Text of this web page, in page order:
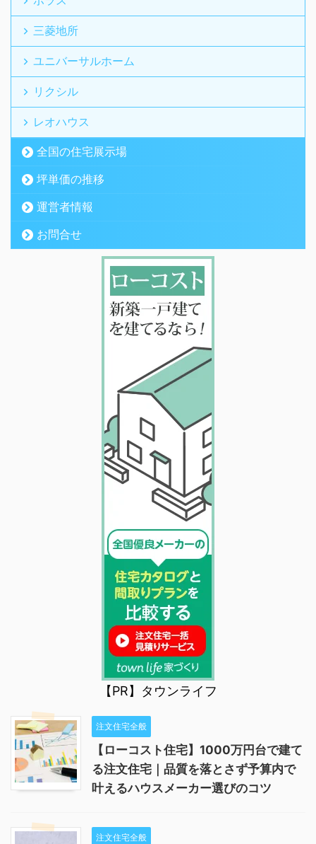
三菱地所
ユニバーサルホーム
リクシル
レオハウス
全国の住宅展示場
坪単価の推移
運営者情報
お問合せ
【PR】タウンライフ
注文住宅全般
【ローコスト住宅】1000万円台で建て
る注文住宅｜品質を落とさず予算内で
叶えるハウスメーカー選びのコツ
注文住宅全般